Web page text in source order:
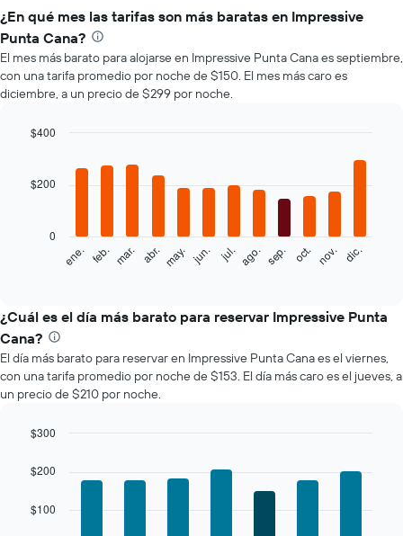
¿En qué mes las tarifas son más baratas en Impressive
Punta Cana?
El mes más barato para alojarse en Impressive Punta Cana es septiembre,
con una tarifa promedio por noche de $150. El mes más caro es
diciembre, a un precio de $299 por noche.
with
siguiente
el
precio
promedio
de
una
habitación
mes
gráfico
eje
ene. feb. mar. abr. may. jun. jul. ago. sep. oct. nov. dic.
0
$200
$400
¿Cuál es el día más barato para reservar Impressive Punta
Cana?
El día más barato para reservar en Impressive Punta Cana es el viernes,
con una tarifa promedio por noche de $153. El día más caro es el jueves, a
un precio de $210 por noche.
chart
with
bars.
graphic.
$100
$200
$300